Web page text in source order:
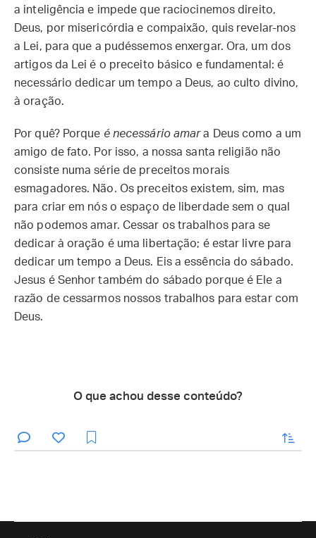
a inteligência e impede que raciocinemos direito,
Deus, por misericórdia e compaixão, quis revelar-nos
a Lei, para que a pudéssemos enxergar. Ora, um dos
artigos da Lei é o preceito básico e fundamental: é
necessário dedicar um tempo a Deus, ao culto divino,
à oração.
Por quê? Porque é necessário amara Deus como a um
amigo de fato. Por isso, a nossa santa religião não
consiste numa série de preceitos morais
esmagadores. Não. Os preceitos existem, sim, mas
para criar em nós o espaço de liberdade sem o qual
não podemos amar. Cessar os trabalhos para se
dedicar à oração é uma libertação; é estar livre para
dedicar um tempo a Deus. Eis a essência do sábado.
Jesus é Senhor também do sábado porque é Ele a
razão de cessarmos nossos trabalhos para estar com
Deus.
O que achou desse conteúdo?
enviar